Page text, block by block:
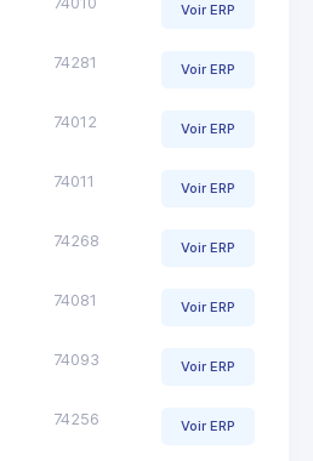
Voir ERP
74281 Voir ERP
74012 Voir ERP
74011 Voir ERP
74268 Voir ERP
74081 Voir ERP
74093 Voir ERP
74256 Voir ERP